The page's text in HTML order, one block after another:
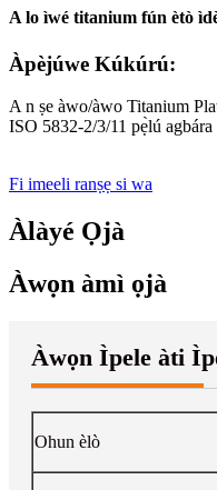
A lo ìwé titanium fún ètò
Àpèjúwe Kúkúrú:
A n ṣe àwo/àwo Titanium
ISO 5832-2/3/11 pẹ̀lú
Fi imeeli ranṣẹ si wa
Àlàyé Ọjà
Àwọn àmì ọjà
Àwọn Ìpele àti
Ohun èlò